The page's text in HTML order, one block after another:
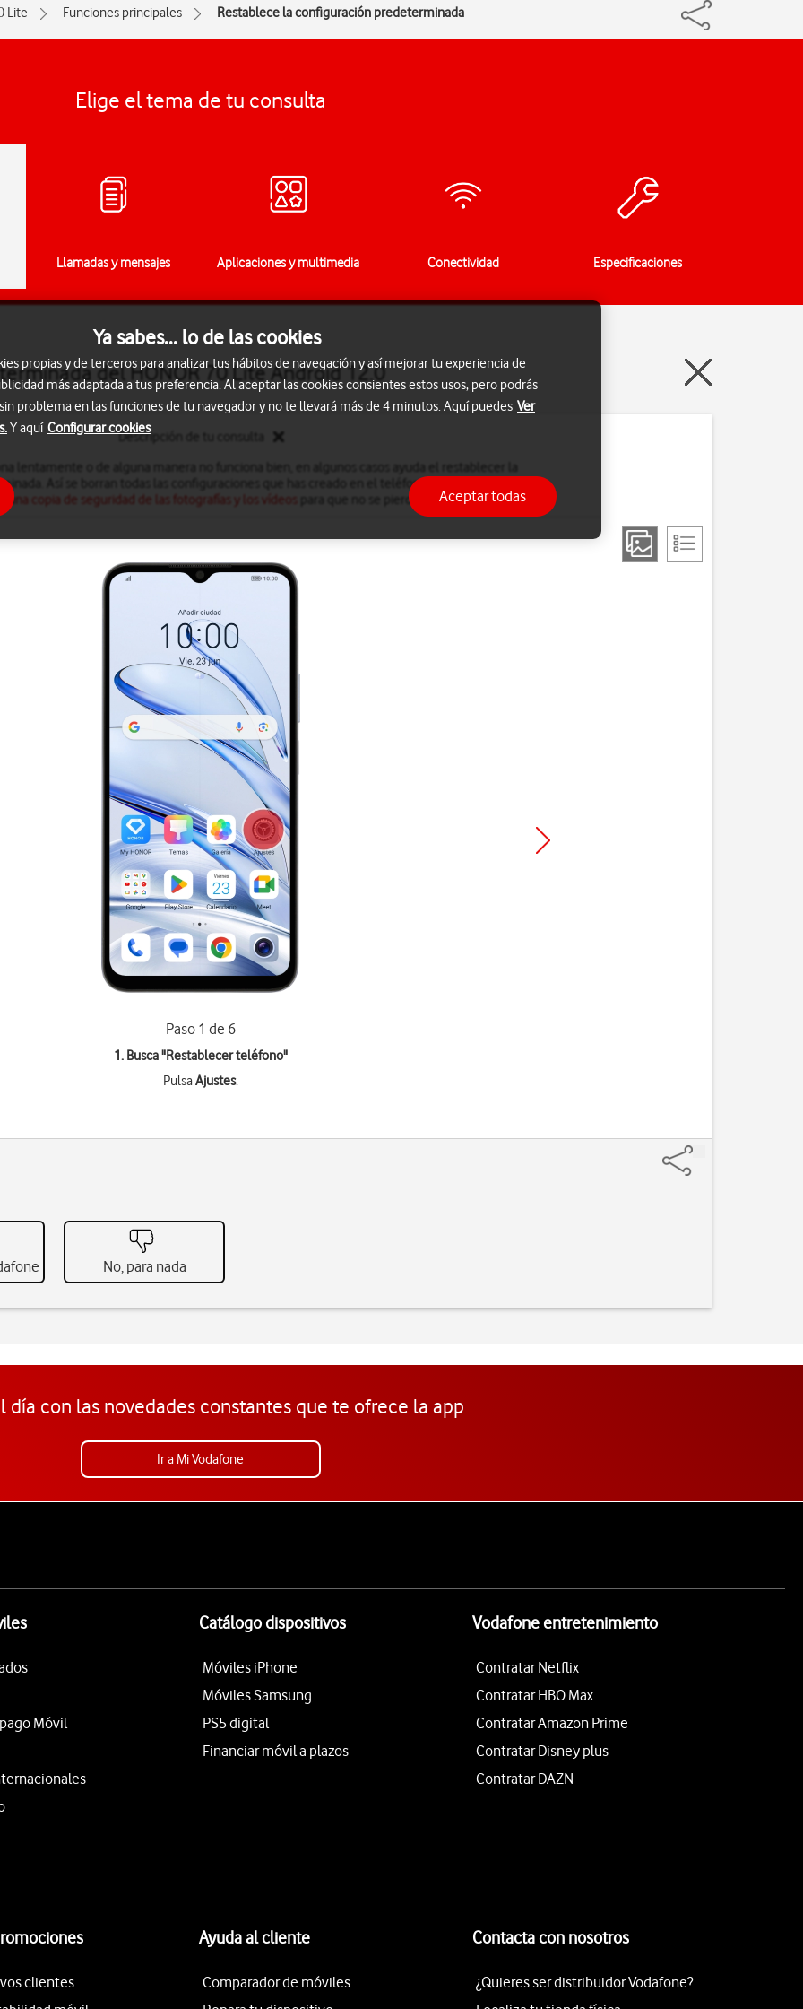
Lite Funciones principales Restablece la configuración predeterminada
Elige el tema de tu consulta
Llamadas y mensajes Aplicaciones y multimedia Conectividad Especificaciones
del HONOR 70 Lite Android 12.0
Descripción de tu consulta
Así se borran todas las configuraciones que has creado en el teléfono. Es recomendable
una copia de seguridad de las fotografías y los vídeos
para que no se pierdan.
Paso 1 de 6
1. Busca "Restablecer teléfono"
PulsaAjustes.
No, para nada
día con las novedades constantes que te ofrece la app
Ir a Mi Vodafone
Móvil
Catálogo dispositivos
Móviles iPhone
Móviles Samsung
PS5 digital
Financiar móvil a plazos
Vodafone entretenimiento
Contratar Netflix
Contratar HBO Max
Contratar Amazon Prime
Contratar Disney plus
Contratar DAZN
clientes
Ayuda al cliente
Comparador de móviles
Contacta con nosotros
¿Quieres ser distribuidor Vodafone?
Ya sabes... lo de las cookies
propias y de terceros para analizar tus hábitos de navegación y así mejorar tu experiencia de
más adaptada a tus preferencia. Al aceptar las cookies consientes estos usos, pero podrás
problema en las funciones de tu navegador y no te llevará más de 4 minutos. Aquí puedes Ver
Y aquí Configurar cookies
Aceptar todas